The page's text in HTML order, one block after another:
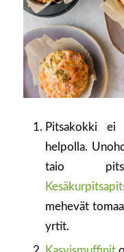
Pitsakokki
helpolla.
taio
mehevät
yrtit.